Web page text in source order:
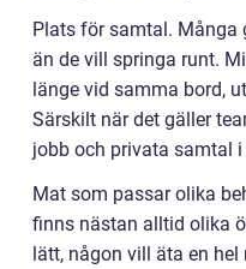
Plats för samtal. Många
än de vill springa runt.
länge vid samma bord,
Särskilt när det gäller
jobb och privata samtal
Mat som passar olika
finns nästan alltid olika
lätt, någon vill äta en